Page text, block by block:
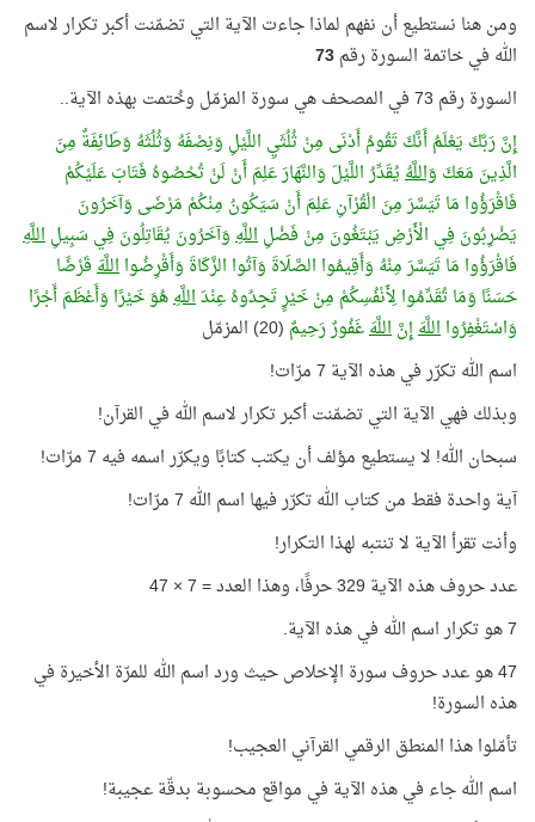
ومن هنا نستطيع أن نفهم لماذا جاءت الآية التي تضمّنت أكبر تكرار لاسم
الله في خاتمة السورة رقم73
السورة رقم 73 في المصحف هي سورة المزمّل وخُتمت بهذه الآية..
إِنَّ رَبَّكَ يَعْلَمُ أَنَّكَ تَقُومُ أَدْنَى مِنْ ثُلُثَيِ اللَّيْلِ وَنِصْفَهُ وَثُلُثَهُ وَطَائِفَةٌ مِنَ
الَّذِينَ مَعَكَ وَاللَّهُيُقَدِّرُ اللَّيْلَ وَالنَّهَارَ عَلِمَ أَنْ لَنْ تُحْصُوهُ فَتَابَ عَلَيْكُمْ
فَاقْرَؤُوا مَا تَيَسَّرَ مِنَ الْقُرْآنِ عَلِمَ أَنْ سَيَكُونُ مِنْكُمْ مَرْضَى وَآخَرُونَ
يَضْرِبُونَ فِي الْأَرْضِ يَبْتَغُونَ مِنْ فَضْلِاللَّهِوَآخَرُونَ يُقَاتِلُونَ فِي سَبِيلِاللَّهِ
فَاقْرَؤُوا مَا تَيَسَّرَ مِنْهُ وَأَقِيمُوا الصَّلَاةَ وَآتُوا الزَّكَاةَ وَأَقْرِضُوااللَّهَقَرْضًا
حَسَنًا وَمَا تُقَدِّمُوا لِأَنْفُسِكُمْ مِنْ خَيْرٍ تَجِدُوهُ عِنْدَاللَّهِهُوَ خَيْرًا وَأَعْظَمَ أَجْرًا
وَاسْتَغْفِرُوااللَّهَإِنَّاللَّهَغَفُورٌ رَحِيمٌ (20) المزمّل
اسم الله تكرّر في هذه الآية 7 مرّات!
وبذلك فهي الآية التي تضمّنت أكبر تكرار لاسم الله في القرآن!
سبحان الله! لا يستطيع مؤلف أن يكتب كتابًا ويكرّر اسمه فيه 7 مرّات!
آية واحدة فقط من كتاب الله تكرّر فيها اسم الله 7 مرّات!
وأنت تقرأ الآية لا تنتبه لهذا التكرار!
عدد حروف هذه الآية 329 حرفًا، وهذا العدد = 7 × 47
7 هو تكرار اسم الله في هذه الآية.
47 هو عدد حروف سورة الإخلاص حيث ورد اسم الله للمرّة الأخيرة في
هذه السورة!
تأمّلوا هذا المنطق الرقمي القرآني العجيب!
اسم الله جاء في هذه الآية في مواقع محسوبة بدقّة عجيبة!